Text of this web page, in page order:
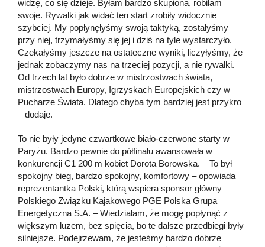
widzę, co się dzieje. Byłam bardzo skupiona, robiłam
swoje. Rywalki jak widać ten start zrobiły widocznie
szybciej. My popłynęłyśmy swoją taktyką, zostałyśmy
przy niej, trzymałyśmy się jej i dziś na tyle wystarczyło.
Czekałyśmy jeszcze na ostateczne wyniki, liczyłyśmy, że
jednak zobaczymy nas na trzeciej pozycji, a nie rywalki.
Od trzech lat było dobrze w mistrzostwach świata,
mistrzostwach Europy, Igrzyskach Europejskich czy w
Pucharze Świata. Dlatego chyba tym bardziej jest przykro
– dodaje.
To nie były jedyne czwartkowe biało-czerwone starty w
Paryżu. Bardzo pewnie do półfinału awansowała w
konkurencji C1 200 m kobiet Dorota Borowska. – To był
spokojny bieg, bardzo spokojny, komfortowy – opowiada
reprezentantka Polski, którą wspiera sponsor główny
Polskiego Związku Kajakowego PGE Polska Grupa
Energetyczna S.A. – Wiedziałam, że mogę popłynąć z
większym luzem, bez spięcia, bo te dalsze przedbiegi były
silniejsze. Podejrzewam, że jesteśmy bardzo dobrze